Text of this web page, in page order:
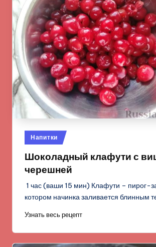
Опубликовано
в
Напитки
Шоколадный клафути с
черешней
1 час (ваши 15 мин) Клафути – пирог-
котором начинка заливается блинным
Узнать весь рецепт